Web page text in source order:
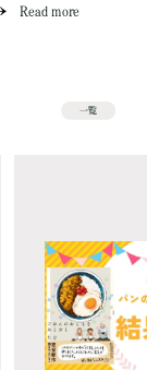
Read more
一覧